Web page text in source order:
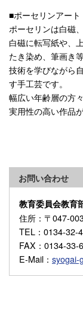
■ポーセリンアー
ポーセリンは白磁
白磁に転写紙や、
たき染め、筆画き
技術を学びながら
す手工芸です。
幅広い年齢層の方
実用性の高い作品
お問い合わせ
教育委員会教
住所 ：〒047-
TEL ：0134-
FAX ：0134-33-
E-Mail ： syogai-